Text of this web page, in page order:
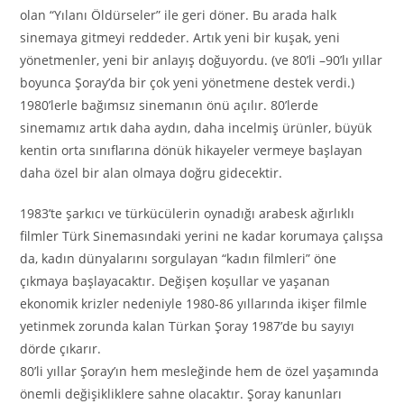
olan “Yılanı Öldürseler” ile geri döner. Bu arada halk
sinemaya gitmeyi reddeder. Artık yeni bir kuşak, yeni
yönetmenler, yeni bir anlayış doğuyordu. (ve 80’li –90’lı yıllar
boyunca Şoray’da bir çok yeni yönetmene destek verdi.)
1980’lerle bağımsız sinemanın önü açılır. 80’lerde
sinemamız artık daha aydın, daha incelmiş ürünler, büyük
kentin orta sınıflarına dönük hikayeler vermeye başlayan
daha özel bir alan olmaya doğru gidecektir.
1983’te şarkıcı ve türkücülerin oynadığı arabesk ağırlıklı
filmler Türk Sinemasındaki yerini ne kadar korumaya çalışsa
da, kadın dünyalarını sorgulayan “kadın filmleri” öne
çıkmaya başlayacaktır. Değişen koşullar ve yaşanan
ekonomik krizler nedeniyle 1980-86 yıllarında ikişer filmle
yetinmek zorunda kalan Türkan Şoray 1987’de bu sayıyı
dörde çıkarır.
80’li yıllar Şoray’ın hem mesleğinde hem de özel yaşamında
önemli değişikliklere sahne olacaktır. Şoray kanunları